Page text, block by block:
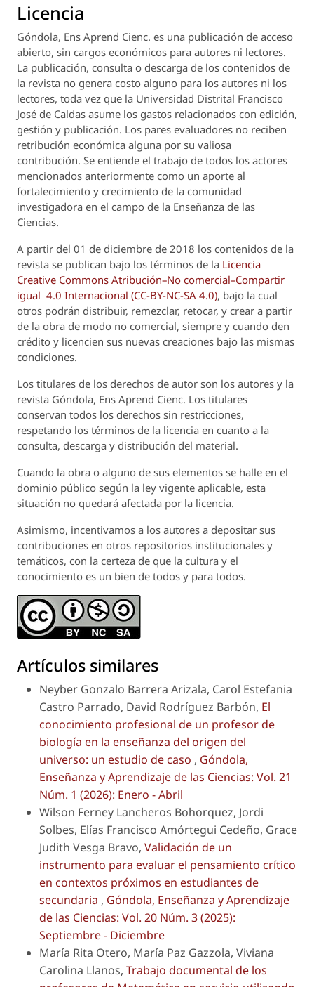
Licencia
Góndola, Ens Aprend Cienc. es una publicación de acceso
abierto, sin cargos económicos para autores ni lectores.
La publicación, consulta o descarga de los contenidos de
la revista no genera costo alguno para los autores ni los
lectores, toda vez que la Universidad Distrital Francisco
José de Caldas asume los gastos relacionados con edición,
gestión y publicación. Los pares evaluadores no reciben
retribución económica alguna por su valiosa
contribución. Se entiende el trabajo de todos los actores
mencionados anteriormente como un aporte al
fortalecimiento y crecimiento de la comunidad
investigadora en el campo de la Enseñanza de las
Ciencias.
A partir del 01 de diciembre de 2018 los contenidos de la
revista se publican bajo los términos de la Licencia
Creative Commons Atribución–No comercial–Compartir
igual 4.0 Internacional (CC-BY-NC-SA 4.0), bajo la cual
otros podrán distribuir, remezclar, retocar, y crear a partir
de la obra de modo no comercial, siempre y cuando den
crédito y licencien sus nuevas creaciones bajo las mismas
condiciones.
Los titulares de los derechos de autor son los autores y la
revista Góndola, Ens Aprend Cienc. Los titulares
conservan todos los derechos sin restricciones,
respetando los términos de la licencia en cuanto a la
consulta, descarga y distribución del material.
Cuando la obra o alguno de sus elementos se halle en el
dominio público según la ley vigente aplicable, esta
situación no quedará afectada por la licencia.
Asimismo, incentivamos a los autores a depositar sus
contribuciones en otros repositorios institucionales y
temáticos, con la certeza de que la cultura y el
conocimiento es un bien de todos y para todos.
Artículos similares
Neyber Gonzalo Barrera Arizala, Carol Estefania
Castro Parrado, David Rodríguez Barbón, El
conocimiento profesional de un profesor de
biología en la enseñanza del origen del
universo: un estudio de caso , Góndola,
Enseñanza y Aprendizaje de las Ciencias: Vol. 21
Núm. 1 (2026): Enero - Abril
Wilson Ferney Lancheros Bohorquez, Jordi
Solbes, Elías Francisco Amórtegui Cedeño, Grace
Judith Vesga Bravo, Validación de un
instrumento para evaluar el pensamiento crítico
en contextos próximos en estudiantes de
secundaria , Góndola, Enseñanza y Aprendizaje
de las Ciencias: Vol. 20 Núm. 3 (2025):
Septiembre - Diciembre
María Rita Otero, María Paz Gazzola, Viviana
Carolina Llanos, Trabajo documental de los